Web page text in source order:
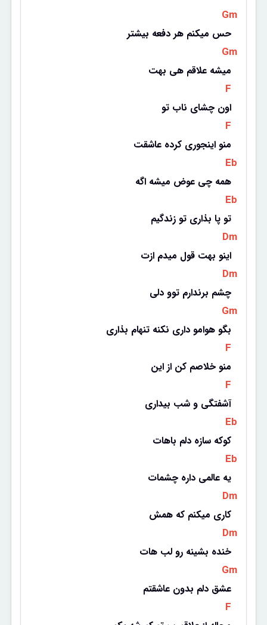
Gm
حس میکنم هر دفعه بیشتر
Gm
میشه علاقم هی بهت
F
اون چشای ناب تو
F
منو اینجوری کرده عاشقت
Eb
همه چی عوض میشه اگه
Eb
تو پا بذاری تو زندگیم
Dm
اینو بهت قول میدم ازت
Dm
چشم برندارم توو دلی
Gm
بگو هوامو داری نکنه تنهام بذاری
F
منو خلاصم کن از این
F
آشفتگی و شب بیداری
Eb
کوکه سازه دلم باهات
Eb
یه عالمی داره چشمات
Dm
کاری میکنم که همش
Dm
خنده بشینه رو لب هات
Gm
عشق دلم بدون عاشقتم
F